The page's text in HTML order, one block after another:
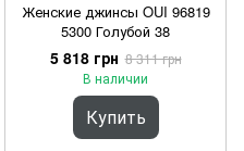
Женские джинсы OUI 96819
5300 Голубой 38
5 818 грн 8 311 грн
В наличии
Купить